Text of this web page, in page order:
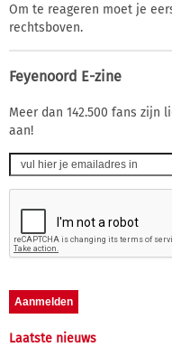
Om te reageren moet je
rechtsboven.
Feyenoord E-zine
Meer dan 142.500 fans zijn
aan!
Laatste nieuws